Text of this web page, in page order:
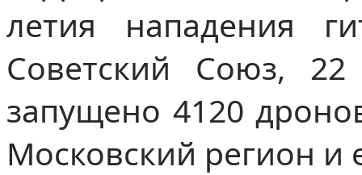
летия нападения
Советский Союз,
запущено 4120
Московский регион и